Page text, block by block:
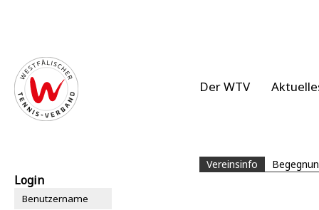
Der WTV
Vereinsinfo
Login